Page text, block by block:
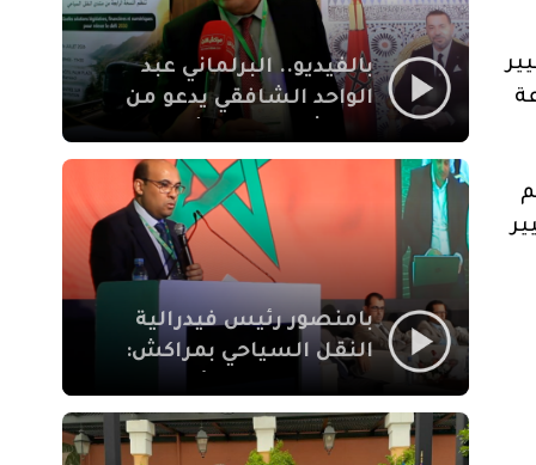
بالفيديو.. البرلماني عبد
الواحد الشافقي يدعو من
النقل السياحي لمواكبة
بامنصور رئيس فيدرالية
النقل السياحي بمراكش:
والاصلاح التشريعي
ركيزتان أساسيتان لكسب